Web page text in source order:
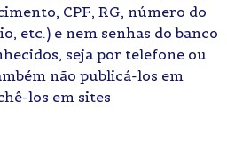
CPF, RG, número do
etc.) e nem senhas do banco
seja por telefone ou
não publicá-los em
los em sites